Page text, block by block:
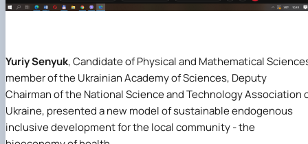
Yuriy Senyuk, Candidate of Physical and Mathematical
member of the Ukrainian Academy of Sciences, Deputy
Chairman of the National Science and Technology Association
Ukraine, presented a new model of sustainable endogenous
inclusive development for the local community - the